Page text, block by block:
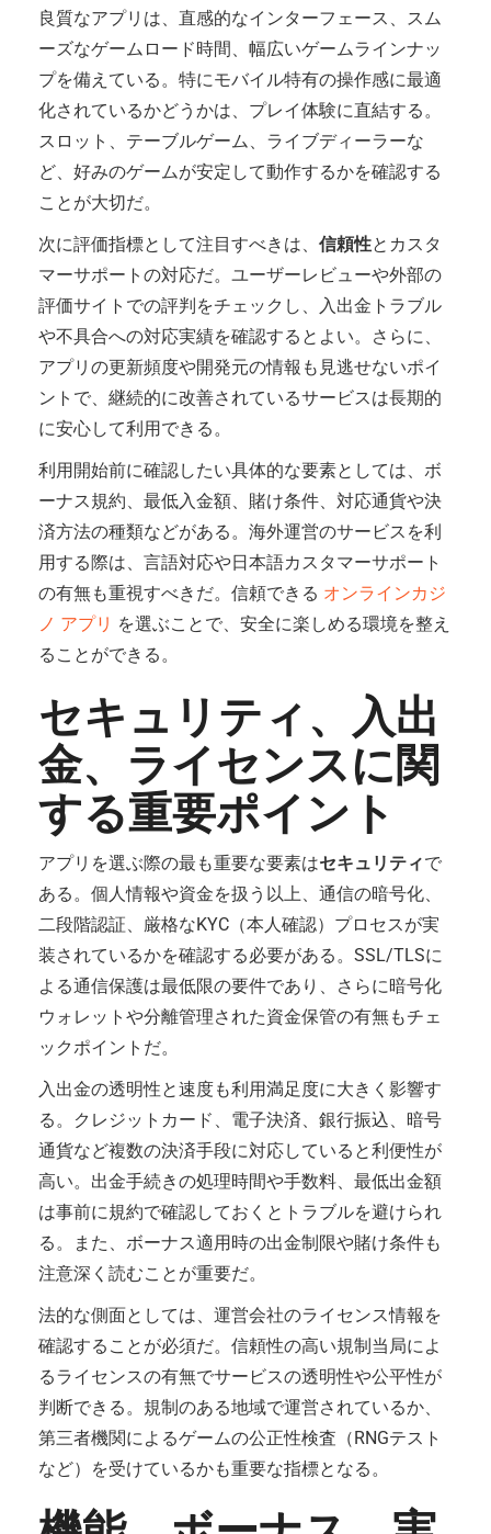
良質なアプリは、直感的なインターフェース、スム
ーズなゲームロード時間、幅広いゲームラインナッ
プを備えている。特にモバイル特有の操作感に最適
化されているかどうかは、プレイ体験に直結する。
スロット、テーブルゲーム、ライブディーラーな
ど、好みのゲームが安定して動作するかを確認する
ことが大切だ。
次に評価指標として注目すべきは、 信頼性とカスタ
マーサポートの対応だ。ユーザーレビューや外部の
評価サイトでの評判をチェックし、入出金トラブル
や不具合への対応実績を確認するとよい。さらに、
アプリの更新頻度や開発元の情報も見逃せないポイ
ントで、継続的に改善されているサービスは長期的
に安心して利用できる。
利用開始前に確認したい具体的な要素としては、ボ
ーナス規約、最低入金額、賭け条件、対応通貨や決
済方法の種類などがある。海外運営のサービスを利
用する際は、言語対応や日本語カスタマーサポート
の有無も重視すべきだ。信頼できる オンラインカジ
ノ アプリ を選ぶことで、安全に楽しめる環境を整え
ることができる。
セキュリティ、入出
金、ライセンスに関
する重要ポイント
アプリを選ぶ際の最も重要な要素はセキュリティで
ある。個人情報や資金を扱う以上、通信の暗号化、
二段階認証、厳格なKYC（本人確認）プロセスが実
装されているかを確認する必要がある。SSL/TLSに
よる通信保護は最低限の要件であり、さらに暗号化
ウォレットや分離管理された資金保管の有無もチェ
ックポイントだ。
入出金の透明性と速度も利用満足度に大きく影響す
る。クレジットカード、電子決済、銀行振込、暗号
通貨など複数の決済手段に対応していると利便性が
高い。出金手続きの処理時間や手数料、最低出金額
は事前に規約で確認しておくとトラブルを避けられ
る。また、ボーナス適用時の出金制限や賭け条件も
注意深く読むことが重要だ。
法的な側面としては、運営会社のライセンス情報を
確認することが必須だ。信頼性の高い規制当局によ
るライセンスの有無でサービスの透明性や公平性が
判断できる。規制のある地域で運営されているか、
第三者機関によるゲームの公正性検査（RNGテスト
など）を受けているかも重要な指標となる。